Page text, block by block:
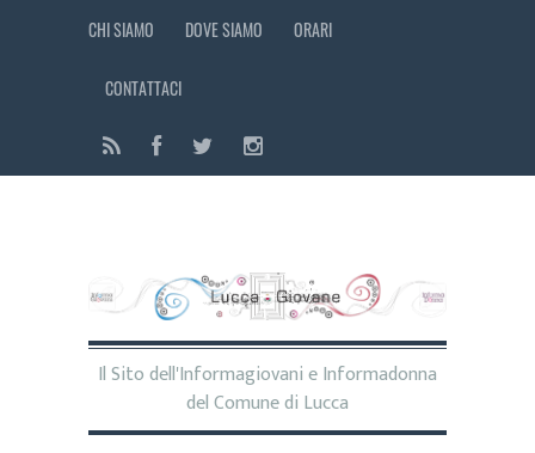
CHI SIAMO DOVE SIAMO ORARI
CONTATTACI
Il Sito dell'Informagiovani e Informadonna
del Comune di Lucca